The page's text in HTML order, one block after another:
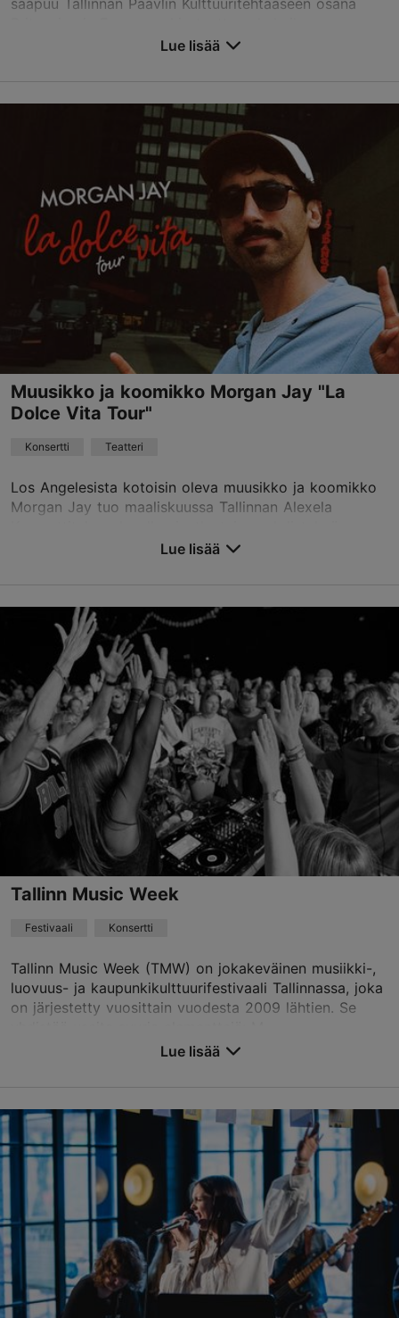
saapuu Tallinnan Paavlin Kulttuuritehtaaseen osana
Pandemian jälkeisestä luovasta kokeilusta syntyneet...
Paavlin Kulttuuritehdas
Paavli tn 7, Tallinn
18.02.2027
info@kultuurivabrik.ee
Lue lisää
Muusikko ja koomikko Morgan Jay "La
Dolce Vita Tour"
Konsertti Teatteri
Los Angelesista kotoisin oleva muusikko ja koomikko
Morgan Jay tuo maaliskuussa Tallinnan Alexela
stand-upista, musiikista ja vuorovaikutuksesta ylei...
Alexela-konserttitalo
Estonia pst 9, Tallinn
Keskusta
17.03.2027
info@tallinnconcerthall.com
+372 615 5111
Varaa nyt
Lue lisää
Tallinn Music Week
Festivaali Konsertti
Tallinn Music Week (TMW) on jokakeväinen musiikki-,
luovuus- ja kaupunkikulttuurifestivaali Tallinnassa, joka
on järjestetty vuosittain vuodesta 2009 lähtien. Se
Eri paikat
Vabaduse väljak 9, Tallinn
08.04.2027 - 11.04.2027
Varaa nyt
Lue lisää